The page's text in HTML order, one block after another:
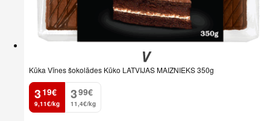
Kūka Vīnes šokolādes Kūko LATVIJAS MAIZNIEKS 350g
3
. 19€
9,11€/kg
3
. 99€
11,4€/kg